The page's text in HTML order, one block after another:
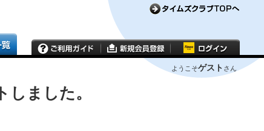
ようこそゲスト さん
ました。